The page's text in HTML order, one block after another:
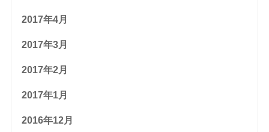
2017年4月
2017年3月
2017年2月
2017年1月
2016年12月